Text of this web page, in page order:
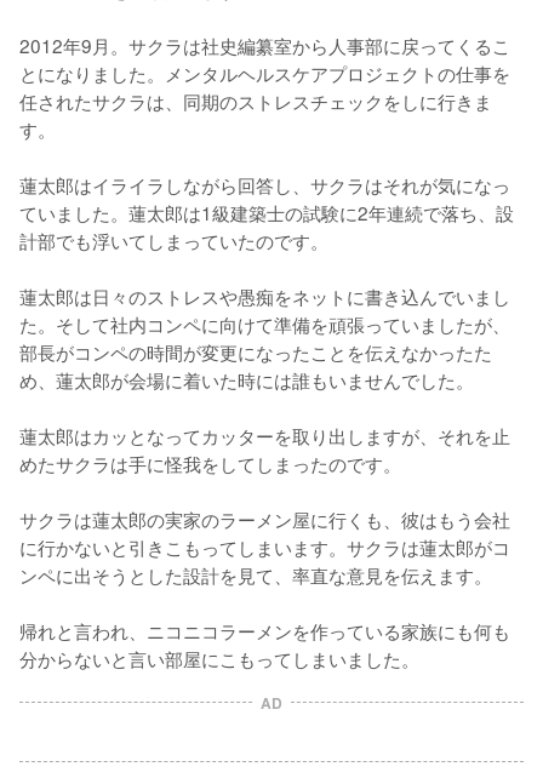
2012年9月。サクラは社史編纂室から人事部に戻ってくるこ
とになりました。メンタルヘルスケアプロジェクトの仕事を
任されたサクラは、同期のストレスチェックをしに行きま
す。
蓮太郎はイライラしながら回答し、サクラはそれが気になっ
ていました。蓮太郎は1級建築士の試験に2年連続で落ち、設
計部でも浮いてしまっていたのです。
蓮太郎は日々のストレスや愚痴をネットに書き込んでいまし
た。そして社内コンペに向けて準備を頑張っていましたが、
部長がコンペの時間が変更になったことを伝えなかったた
め、蓮太郎が会場に着いた時には誰もいませんでした。
蓮太郎はカッとなってカッターを取り出しますが、それを止
めたサクラは手に怪我をしてしまったのです。
サクラは蓮太郎の実家のラーメン屋に行くも、彼はもう会社
に行かないと引きこもってしまいます。サクラは蓮太郎がコ
ンペに出そうとした設計を見て、率直な意見を伝えます。
帰れと言われ、ニコニコラーメンを作っている家族にも何も
分からないと言い部屋にこもってしまいました。
AD